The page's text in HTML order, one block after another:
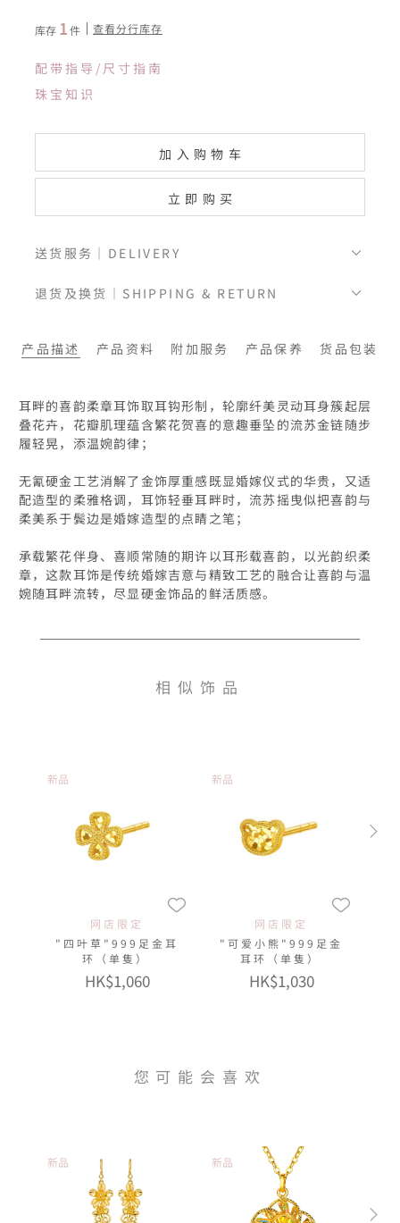
库存 1件 查看分行库存
配带指导/尺寸指南
珠宝知识
加入购物车
立即购买
送货服务｜DELIVERY
退货及换货｜SHIPPING & RETURN
产品描述 产品资料 附加服务 产品保养 货品包装
耳畔的喜韵柔章耳饰取耳钩形制，轮廓纤美灵动耳身簇起层
叠花卉，花瓣肌理蕴含繁花贺喜的意趣垂坠的流苏金链随步
履轻晃，添温婉韵律；
无氰硬金工艺消解了金饰厚重感既显婚嫁仪式的华贵，又适
配造型的柔雅格调，耳饰轻垂耳畔时，流苏摇曳似把喜韵与
柔美系于鬓边是婚嫁造型的点睛之笔；
承载繁花伴身、喜顺常随的期许以耳形载喜韵，以光韵织柔
章，这款耳饰是传统婚嫁吉意与精致工艺的融合让喜韵与温
相似饰品
新品
网店限定
"四叶草"999足金耳
环（单隻）
HK$1,060
新品
网店限定
"可爱小熊"999足金
耳环（单隻）
HK$1,030
您可能会喜欢
新品 新品